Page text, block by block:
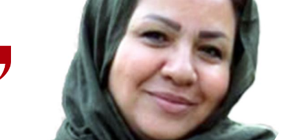
مشتاق
روزنامه